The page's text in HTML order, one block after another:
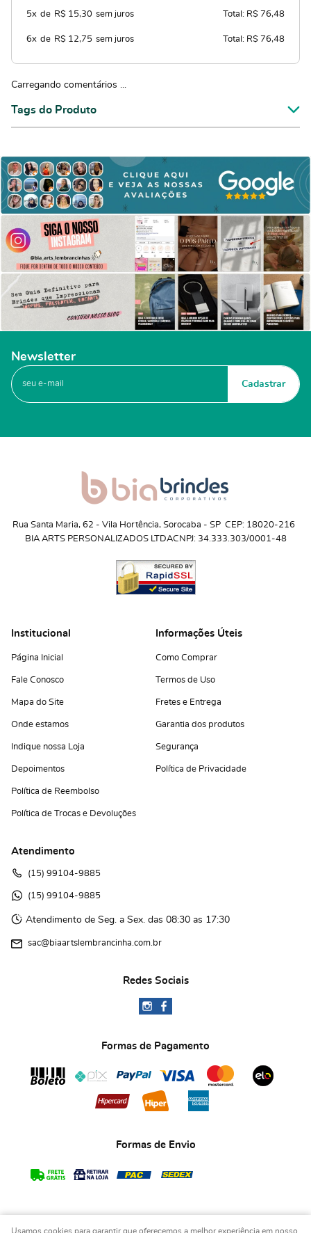
5x de R$ 15,30 sem juros Total: R$ 76,48
6x de R$ 12,75 sem juros Total: R$ 76,48
Carregando comentários ...
Tags do Produto
Newsletter
Cadastrar
Rua Santa Maria, 62 - Vila Hortência, Sorocaba - SP CEP: 18020-216
BIA ARTS PERSONALIZADOS LTDACNPJ: 34.333.303/0001-48
Institucional
Página Inicial
Fale Conosco
Mapa do Site
Onde estamos
Indique nossa Loja
Depoimentos
Política de Reembolso
Política de Trocas e Devoluções
Informações Úteis
Como Comprar
Termos de Uso
Fretes e Entrega
Garantia dos produtos
Segurança
Política de Privacidade
Atendimento
(15) 99104-9885
(15) 99104-9885
Atendimento de Seg. a Sex. das 08:30 as 17:30
sac@biaartslembrancinha.com.br
Redes Sociais
Formas de Pagamento
Formas de Envio
Usamos cookies para garantir que oferecemos a melhor experiência em nosso